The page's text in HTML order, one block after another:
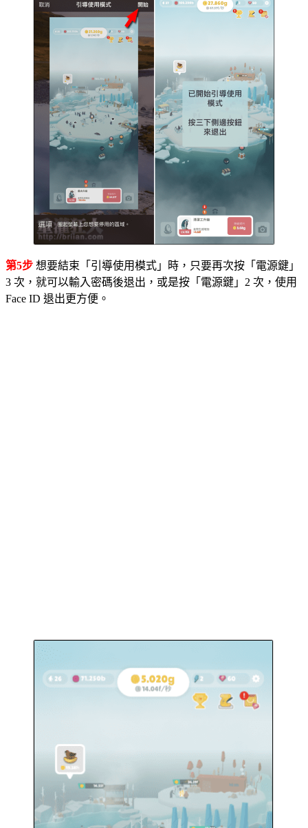
第5步 想要結束「引導使用模式」時，只要再次按「電源鍵」
3 次，就可以輸入密碼後退出，或是按「電源鍵」2 次，使用
Face ID 退出更方便。